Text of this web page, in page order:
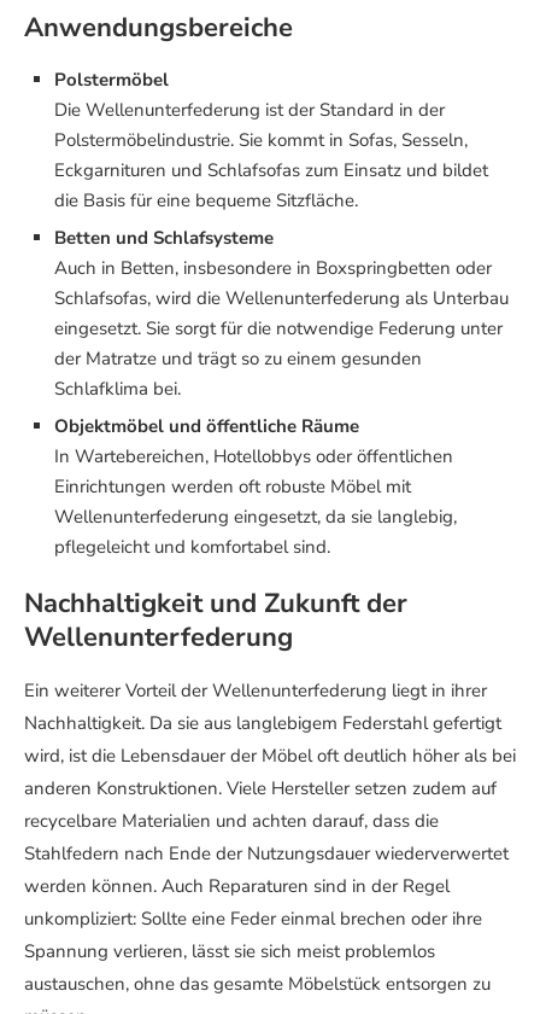
Anwendungsbereiche
Polstermöbel
Die Wellenunterfederung ist der Standard in der
Polstermöbelindustrie. Sie kommt in Sofas, Sesseln,
Eckgarnituren und Schlafsofas zum Einsatz und bildet
die Basis für eine bequeme Sitzfläche.
Betten und Schlafsysteme
Auch in Betten, insbesondere in Boxspringbetten oder
Schlafsofas, wird die Wellenunterfederung als Unterbau
eingesetzt. Sie sorgt für die notwendige Federung unter
der Matratze und trägt so zu einem gesunden
Schlafklima bei.
Objektmöbel und öffentliche Räume
In Wartebereichen, Hotellobbys oder öffentlichen
Einrichtungen werden oft robuste Möbel mit
Wellenunterfederung eingesetzt, da sie langlebig,
pflegeleicht und komfortabel sind.
Nachhaltigkeit und Zukunft der
Wellenunterfederung
Ein weiterer Vorteil der Wellenunterfederung liegt in ihrer
Nachhaltigkeit. Da sie aus langlebigem Federstahl gefertigt
wird, ist die Lebensdauer der Möbel oft deutlich höher als bei
anderen Konstruktionen. Viele Hersteller setzen zudem auf
recycelbare Materialien und achten darauf, dass die
Stahlfedern nach Ende der Nutzungsdauer wiederverwertet
werden können. Auch Reparaturen sind in der Regel
unkompliziert: Sollte eine Feder einmal brechen oder ihre
Spannung verlieren, lässt sie sich meist problemlos
austauschen, ohne das gesamte Möbelstück entsorgen zu